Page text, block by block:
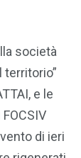
società
territorio”
e le
di ieri